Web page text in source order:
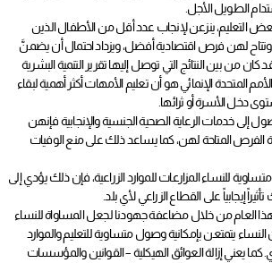
الطويل الأجل.
التعليم، ينزعن لإنجاب عدد أقل من الأطفال الذين
لهن فرص اقتصادية أفضل، ويزداد احتمال أن يضمنَّ
من بين النتائج التي توصل إليها تقرير التنمية البشرية
الأمم المتحدة الإنمائي هو أن تعليم الأمهات أكثر أهمية لبقاء
دخل الأسرة أو ثرائها.
إلى خدمات الرعاية الصحية الجنسية والإنجابية فإنهن
الفرص المتاحة لهن، كما يساعد ذلك على منع الوفيات
للنساء المزارعات للموارد الزراعية، فإن ذلك يؤدي إلى
إيجابياً على القطاع الزراعي لأي بلد.
لهذا العام من خلال مضاعفة جهودنا لجعل المساواة للنساء
يتمتعن بإمكانية وصول متساوية للتعليم والموارد
كما يعني إزالة العوائق الهيكلية – القوانين والمؤسسات